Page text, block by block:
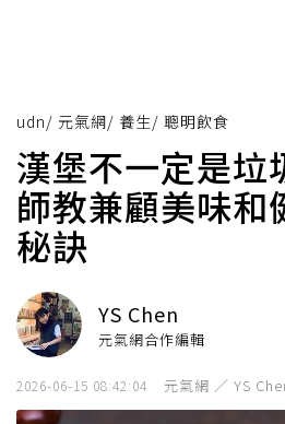
udn/ 元氣網/ 養生/ 聰明飲食
漢堡不一定是垃
師教兼顧美味和
秘訣
YS Chen
元氣網合作編輯
2026-06-15 08:42:04 元氣網 ／ YS